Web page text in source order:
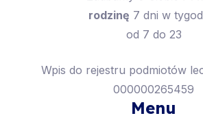
rodzinę 7 dni w
od 7 do 23
Wpis do rejestru podmiotów
000000265459
Menu